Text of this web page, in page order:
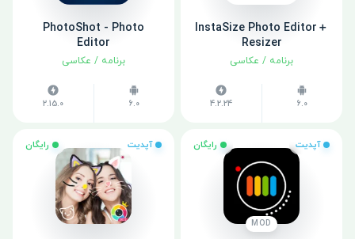
InstaSize Photo Editor＋
Resizer
برنامه / عکاسی
6.0
4.2.24
PhotoShot - Photo
Editor
برنامه / عکاسی
6.0
2.15.0
آپدیت رایگان
MOD
آپدیت رایگان